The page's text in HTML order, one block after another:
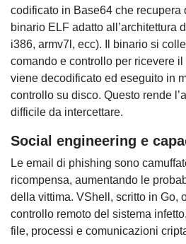
codificato in Base64 che recupera
binario ELF adatto all’architettura
i386, armv7l, ecc). Il binario si
comando e controllo per ricevere
viene decodificato ed eseguito in
controllo su disco. Questo rende
difficile da intercettare.
Social engineering e
Le email di phishing sono
ricompensa, aumentando le
della vittima. VShell, scritto in Go,
controllo remoto del sistema
file, processi e comunicazioni